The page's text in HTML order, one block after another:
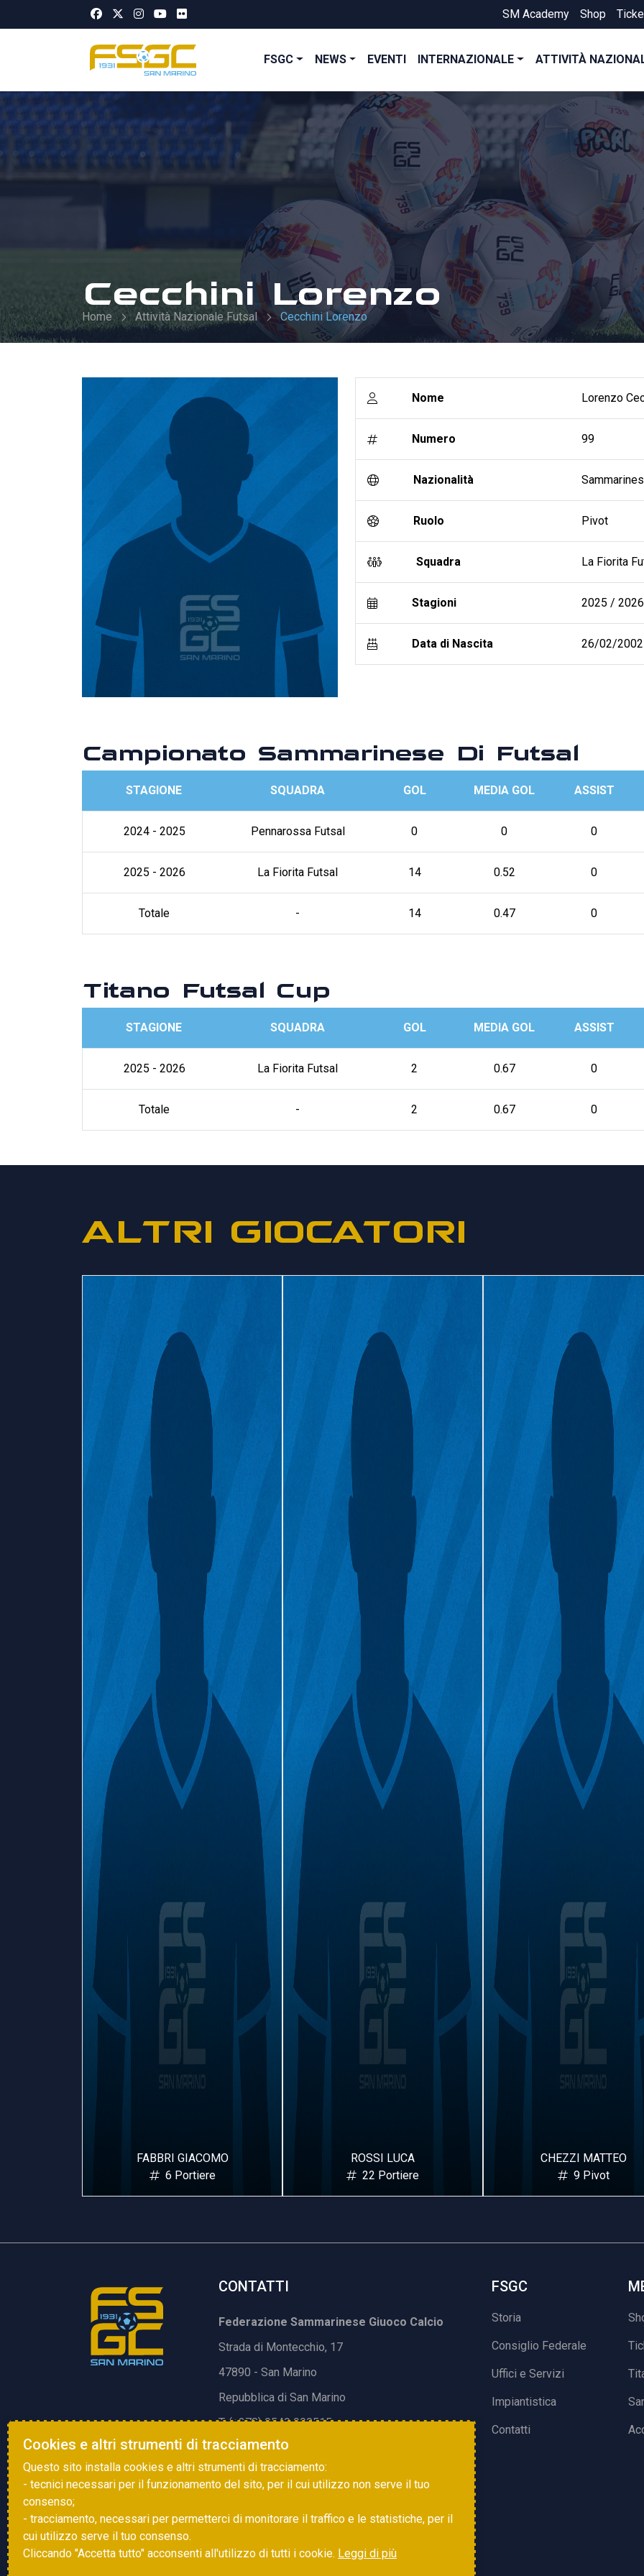
SM Academy Shop
FSGC NEWS EVENTI INTERNAZIONALE ATTIVITÀ
Cecchini Lorenzo
Home Attività Nazionale Futsal Cecchini Lorenzo
Nome Lorenzo
Numero 99
Nazionalità
Ruolo Pivot
Squadra La Fiorita
Stagioni 2025 /
Data di Nascita 26/02/2002
Campionato Sammarinese Di Futsal
STAGIONE SQUADRA GOL MEDIA GOL ASSIST
2024 - 2025 Pennarossa Futsal 0 0 0
2025 - 2026 La Fiorita Futsal 14 0.52 0
Totale - 14 0.47 0
Titano Futsal Cup
STAGIONE SQUADRA GOL MEDIA GOL ASSIST
2025 - 2026 La Fiorita Futsal 2 0.67 0
Totale - 2 0.67 0
ALTRI GIOCATORI
FABBRI GIACOMO
6 Portiere
ROSSI LUCA
22 Portiere
CHEZZI MATTEO
9 Pivot
CONTATTI
Federazione Sammarinese Giuoco Calcio
Strada di Montecchio, 17
47890 - San Marino
Repubblica di San Marino
T. (+378) 0549 990515
E.info@fsgc.sm
FSGC
Storia
Consiglio Federale
Uffici e Servizi
Impiantistica
Contatti
Cookies e altri strumenti di tracciamento
Questo sito installa cookies e altri strumenti di tracciamento:
- tecnici necessari per il funzionamento del sito, per il cui utilizzo non serve il tuo
consenso;
- tracciamento, necessari per permetterci di monitorare il traffico e le statistiche, per il
cui utilizzo serve il tuo consenso.
Cliccando "Accetta tutto" acconsenti all'utilizzo di tutti i cookie. Leggi di più